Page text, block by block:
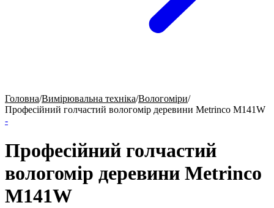
Головна/Вимірювальна техніка/Вологоміри/
Професійний голчастий вологомір деревини Metrinco M141W
-
Професійний голчастий
вологомір деревини Metrinco
M141W